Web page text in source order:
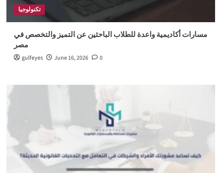
تكنولوجيا
مسارات أكاديمية واعدة للطلاب الباحثين عن التميز والتخصص في
مصر
gulfeyes June 16, 2026 0